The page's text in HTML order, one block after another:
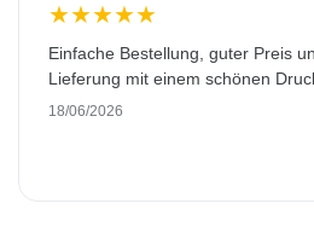
★★★★★
Einfache Bestellung, guter Preis
Lieferung mit einem schönen
18/06/2026